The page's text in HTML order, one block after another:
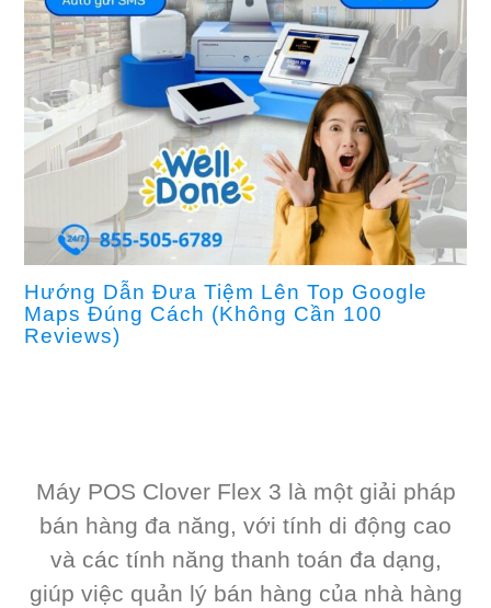
Hướng Dẫn Đưa Tiệm Lên Top Google
Maps Đúng Cách (Không Cần 100
Reviews)
Máy POS Clover Flex 3 là một giải pháp
bán hàng đa năng, với tính di động cao
và các tính năng thanh toán đa dạng,
giúp việc quản lý bán hàng của nhà hàng